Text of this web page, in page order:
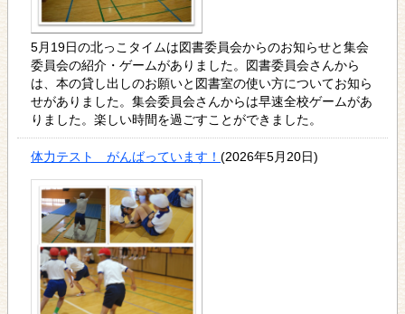
5月19日の北っこタイムは図書委員会からのお知らせと集会
委員会の紹介・ゲームがありました。図書委員会さんから
は、本の貸し出しのお願いと図書室の使い方についてお知ら
せがありました。集会委員会さんからは早速全校ゲームがあ
りました。楽しい時間を過ごすことができました。
体力テスト がんばっています！ (2026年5月20日)